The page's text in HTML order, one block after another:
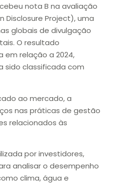
nota B na avaliação
Disclosure Project), uma
globais de divulgação
O resultado
em relação a 2024,
sido classificada com
ao mercado, a
nas práticas de gestão
relacionados às
por investidores,
analisar o desempenho
clima, água e